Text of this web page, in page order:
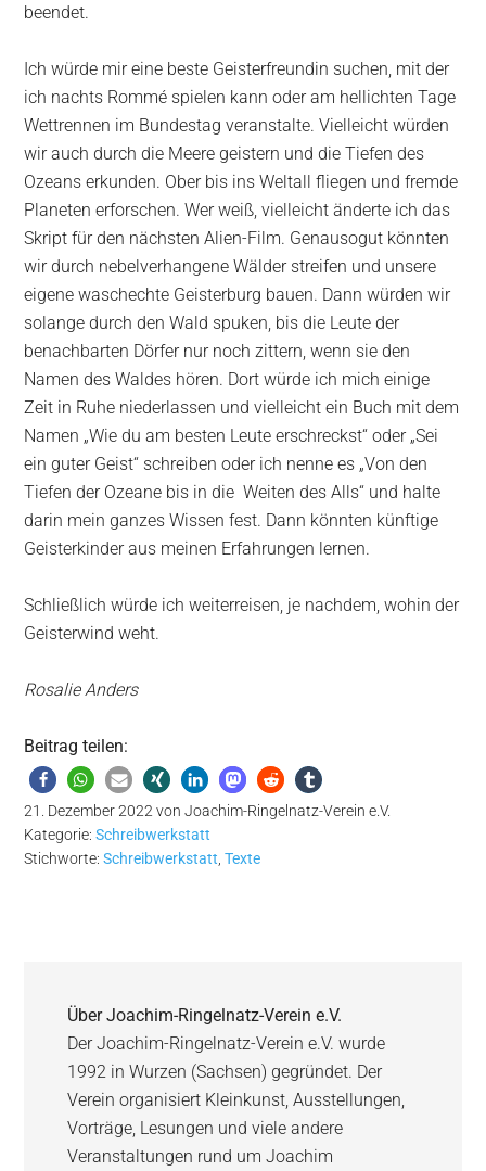
beendet.
Ich würde mir eine beste Geisterfreundin suchen, mit der
ich nachts Rommé spielen kann oder am hellichten Tage
Wettrennen im Bundestag veranstalte. Vielleicht würden
wir auch durch die Meere geistern und die Tiefen des
Ozeans erkunden. Ober bis ins Weltall fliegen und fremde
Planeten erforschen. Wer weiß, vielleicht änderte ich das
Skript für den nächsten Alien-Film. Genausogut könnten
wir durch nebelverhangene Wälder streifen und unsere
eigene waschechte Geisterburg bauen. Dann würden wir
solange durch den Wald spuken, bis die Leute der
benachbarten Dörfer nur noch zittern, wenn sie den
Namen des Waldes hören. Dort würde ich mich einige
Zeit in Ruhe niederlassen und vielleicht ein Buch mit dem
Namen „Wie du am besten Leute erschreckst“ oder „Sei
ein guter Geist“ schreiben oder ich nenne es „Von den
Tiefen der Ozeane bis in die Weiten des Alls“ und halte
darin mein ganzes Wissen fest. Dann könnten künftige
Geisterkinder aus meinen Erfahrungen lernen.
Schließlich würde ich weiterreisen, je nachdem, wohin der
Geisterwind weht.
Rosalie Anders
Beitrag teilen:
21. Dezember 2022 vonJoachim-Ringelnatz-Verein e.V.
Kategorie:Schreibwerkstatt
Stichworte:Schreibwerkstatt ,Texte
ÜberJoachim-Ringelnatz-Verein e.V.
Der Joachim-Ringelnatz-Verein e.V. wurde
1992 in Wurzen (Sachsen) gegründet. Der
Verein organisiert Kleinkunst, Ausstellungen,
Vorträge, Lesungen und viele andere
Veranstaltungen rund um Joachim